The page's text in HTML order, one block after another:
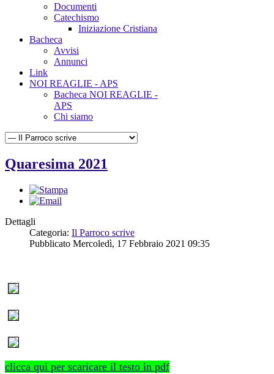
Documenti
Catechismo
Iniziazione Cristiana
Bacheca
Avvisi
Annunci
Link
NOI REAGLIE - APS
Bacheca NOI REAGLIE -
APS
Chi siamo
Quaresima 2021
Dettagli
Categoria: Il Parroco scrive
Pubblicato Mercoledì, 17 Febbraio 2021 09:35
clicca qui per scaricare il testo in pdf